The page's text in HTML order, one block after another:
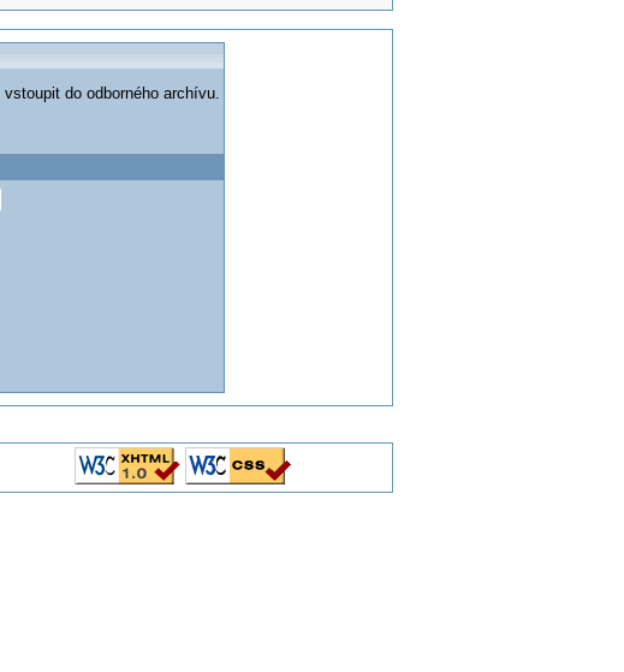
do odborného archívu.